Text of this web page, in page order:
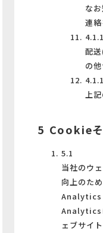
な
連
配
の
上
5 Cookieそ
5.1
当社のウ
向上のた
Analytics
Analytics
ェブサイ